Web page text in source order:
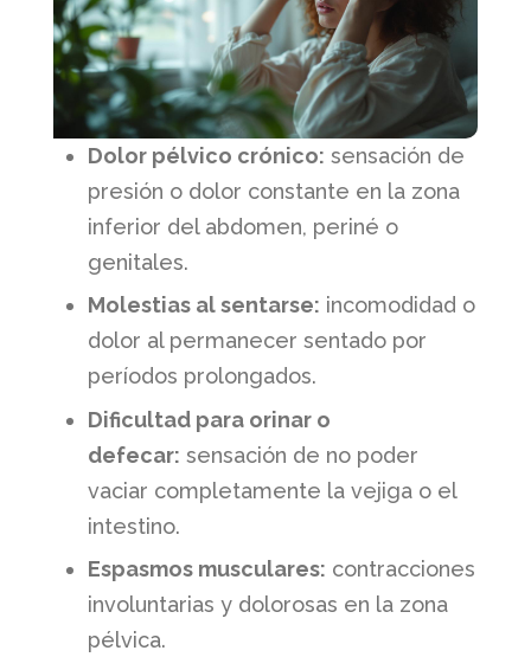
Dolor pélvico crónico: sensación de
presión o dolor constante en la zona
inferior del abdomen, periné o
genitales.
Molestias al sentarse: incomodidad o
dolor al permanecer sentado por
períodos prolongados.
Dificultad para orinar o
defecar: sensación de no poder
vaciar completamente la vejiga o el
intestino.
Espasmos musculares: contracciones
involuntarias y dolorosas en la zona
pélvica.